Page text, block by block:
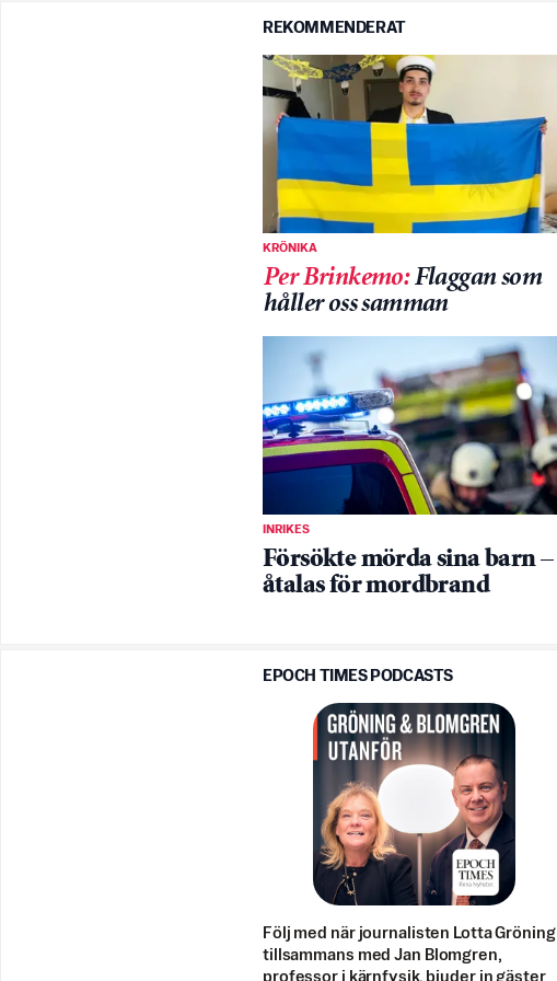
REKOMMENDERAT
KRÖNIKA
Per Brinkemo:Flaggan som
håller oss samman
INRIKES
Försökte mörda sina barn –
åtalas för mordbrand
EPOCH TIMES PODCASTS
Följ med när journalisten Lotta Gröning
tillsammans med Jan Blomgren,
professor i kärnfysik, bjuder in gäster